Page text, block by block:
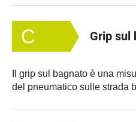
C Grip sul
Il grip sul bagnato è una
del pneumatico sulle strada